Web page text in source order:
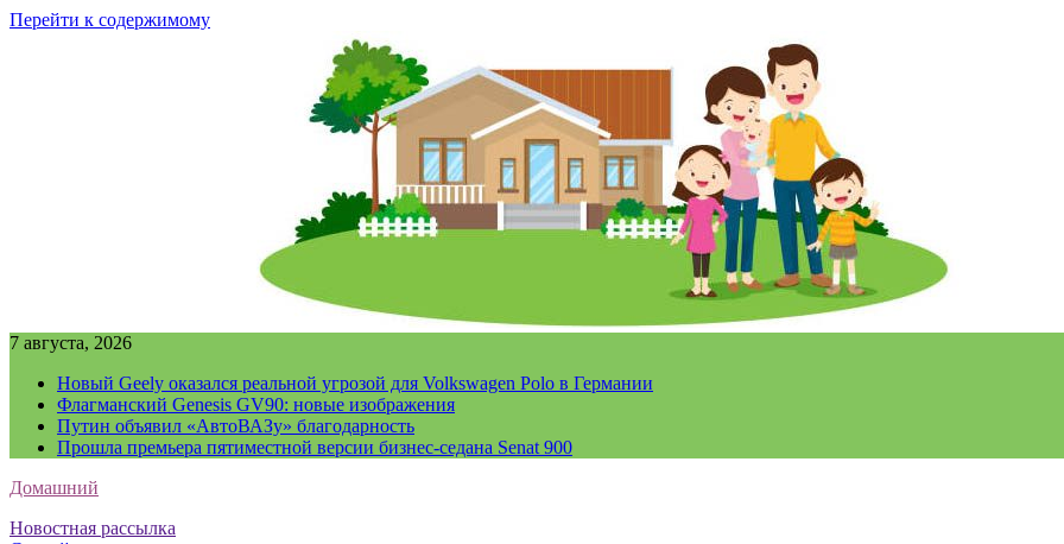
Перейти к содержимому
7 августа, 2026
Новый Geely оказался реальной угрозой для Volkswagen Polo в Германии
Флагманский Genesis GV90: новые изображения
Путин объявил «АвтоВАЗу» благодарность
Прошла премьера пятиместной версии бизнес-седана Senat 900
Домашний
Новостная рассылка